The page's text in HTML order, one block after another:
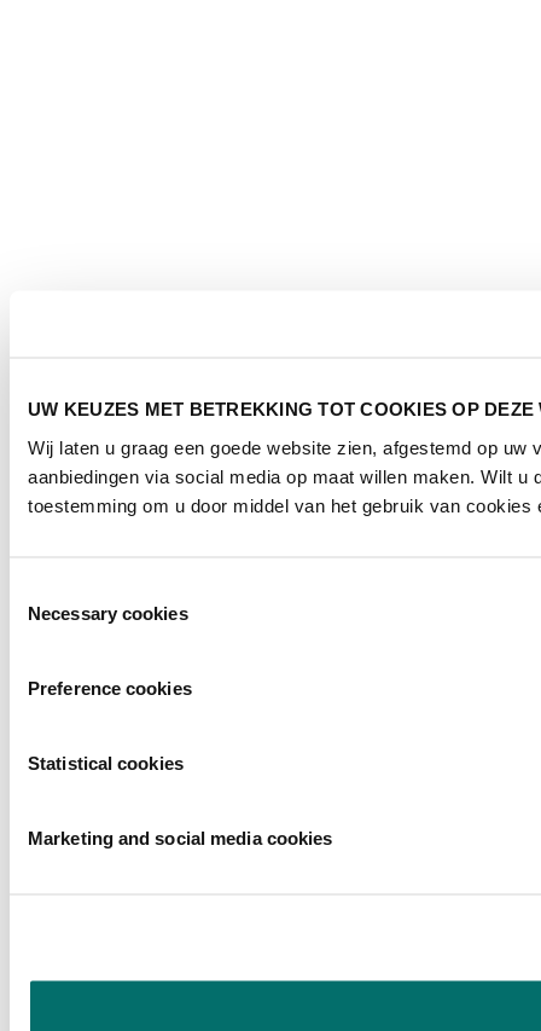
UW KEUZES MET BETREKKING TOT COOKIES OP DEZE
Wij laten u graag een goede website zien, afgestemd op
aanbiedingen via social media op maat willen maken. Wilt
toestemming om u door middel van het gebruik van
Necessary cookies
Preference cookies
Statistical cookies
Marketing and social media cookies